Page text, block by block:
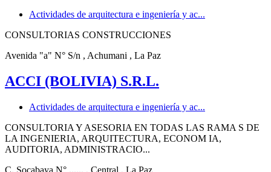
Actividades de arquitectura e ingeniería y ac...
CONSULTORIAS CONSTRUCCIONES
Avenida "a" N° S/n , Achumani , La Paz
ACCI (BOLIVIA) S.R.L.
Actividades de arquitectura e ingeniería y ac...
CONSULTORIA Y ASESORIA EN TODAS LAS RAMA S DE
LA INGENIERIA, ARQUITECTURA, ECONOM IA,
AUDITORIA, ADMINISTRACIO...
C. Socabaya N° ...... , Central , La Paz